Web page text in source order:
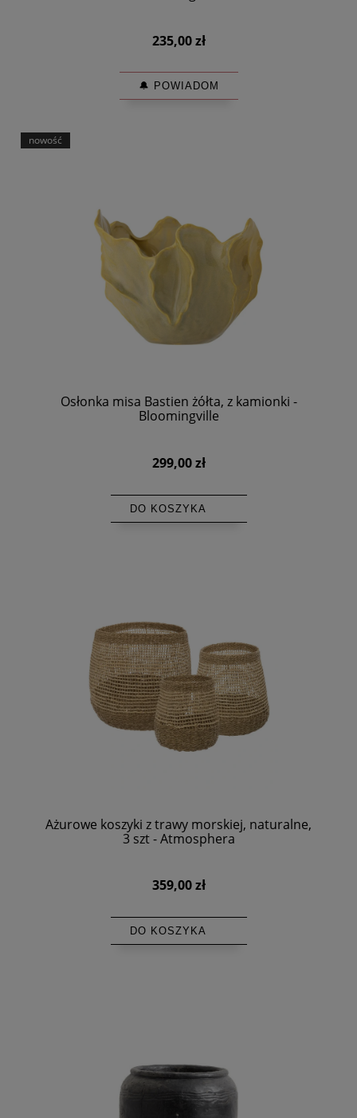
235,00 zł
🔔 POWIADOM
Osłonka misa Bastien żółta, z kamionki -
Bloomingville
299,00 zł
DO KOSZYKA
nowość
Ażurowe koszyki z trawy morskiej, naturalne,
3 szt - Atmosphera
359,00 zł
DO KOSZYKA